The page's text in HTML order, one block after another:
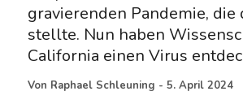
gravierenden Pandemie,
stellte. Nun haben
California einen Virus
Von Raphael Schleuning - 5. April 2024